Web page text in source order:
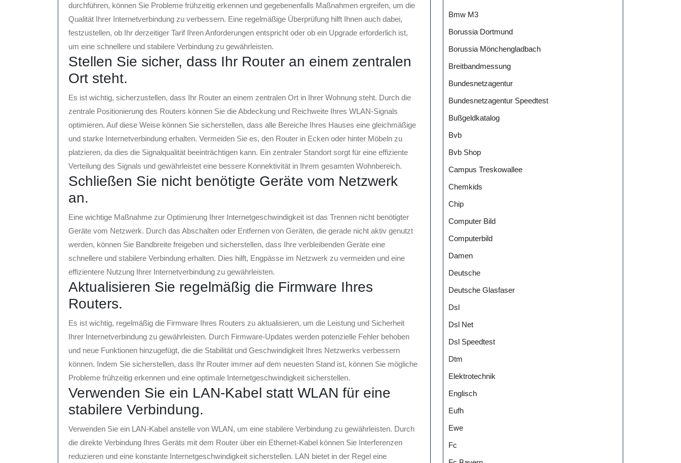
durchführen, können Sie Probleme frühzeitig erkennen und gegebenenfalls Maßnahmen ergreifen, um die
Qualität Ihrer Internetverbindung zu verbessern. Eine regelmäßige Überprüfung hilft Ihnen auch dabei,
festzustellen, ob Ihr derzeitiger Tarif Ihren Anforderungen entspricht oder ob ein Upgrade erforderlich ist,
um eine schnellere und stabilere Verbindung zu gewährleisten.
Stellen Sie sicher, dass Ihr Router an einem zentralen
Ort steht.
Es ist wichtig, sicherzustellen, dass Ihr Router an einem zentralen Ort in Ihrer Wohnung steht. Durch die
zentrale Positionierung des Routers können Sie die Abdeckung und Reichweite Ihres WLAN-Signals
optimieren. Auf diese Weise können Sie sicherstellen, dass alle Bereiche Ihres Hauses eine gleichmäßige
und starke Internetverbindung erhalten. Vermeiden Sie es, den Router in Ecken oder hinter Möbeln zu
platzieren, da dies die Signalqualität beeinträchtigen kann. Ein zentraler Standort sorgt für eine effiziente
Verteilung des Signals und gewährleistet eine bessere Konnektivität in Ihrem gesamten Wohnbereich.
Schließen Sie nicht benötigte Geräte vom Netzwerk
an.
Eine wichtige Maßnahme zur Optimierung Ihrer Internetgeschwindigkeit ist das Trennen nicht benötigter
Geräte vom Netzwerk. Durch das Abschalten oder Entfernen von Geräten, die gerade nicht aktiv genutzt
werden, können Sie Bandbreite freigeben und sicherstellen, dass Ihre verbleibenden Geräte eine
schnellere und stabilere Verbindung erhalten. Dies hilft, Engpässe im Netzwerk zu vermeiden und eine
effizientere Nutzung Ihrer Internetverbindung zu gewährleisten.
Aktualisieren Sie regelmäßig die Firmware Ihres
Routers.
Es ist wichtig, regelmäßig die Firmware Ihres Routers zu aktualisieren, um die Leistung und Sicherheit
Ihrer Internetverbindung zu gewährleisten. Durch Firmware-Updates werden potenzielle Fehler behoben
und neue Funktionen hinzugefügt, die die Stabilität und Geschwindigkeit Ihres Netzwerks verbessern
können. Indem Sie sicherstellen, dass Ihr Router immer auf dem neuesten Stand ist, können Sie mögliche
Probleme frühzeitig erkennen und eine optimale Internetgeschwindigkeit sicherstellen.
Verwenden Sie ein LAN-Kabel statt WLAN für eine
stabilere Verbindung.
Verwenden Sie ein LAN-Kabel anstelle von WLAN, um eine stabilere Verbindung zu gewährleisten. Durch
die direkte Verbindung Ihres Geräts mit dem Router über ein Ethernet-Kabel können Sie Interferenzen
reduzieren und eine konstante Internetgeschwindigkeit sicherstellen. LAN bietet in der Regel eine
Bmw M3
Borussia Dortmund
Borussia Mönchengladbach
Breitbandmessung
Bundesnetzagentur
Bundesnetzagentur Speedtest
Bußgeldkatalog
Bvb
Bvb Shop
Campus Treskowallee
Chemkids
Chip
Computer Bild
Computerbild
Damen
Deutsche
Deutsche Glasfaser
Dsl
Dsl Net
Dsl Speedtest
Dtm
Elektrotechnik
Englisch
Eufh
Ewe
Fc